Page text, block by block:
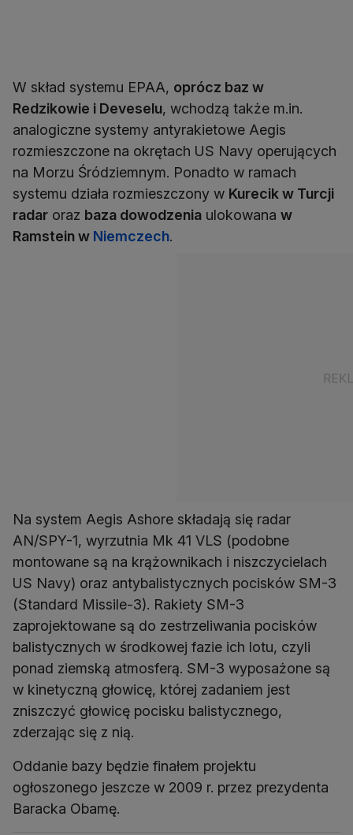
W skład systemu EPAA, oprócz baz w
Redzikowie i Deveselu, wchodzą także m.in.
analogiczne systemy antyrakietowe Aegis
rozmieszczone na okrętach US Navy operujących
na Morzu Śródziemnym. Ponadto w ramach
systemu działa rozmieszczony w Kurecik w Turcji
radar oraz baza dowodzenia ulokowana w
Ramstein w Niemczech.
Na system Aegis Ashore składają się radar
AN/SPY-1, wyrzutnia Mk 41 VLS (podobne
montowane są na krążownikach i niszczycielach
US Navy) oraz antybalistycznych pocisków SM-3
(Standard Missile-3). Rakiety SM-3
zaprojektowane są do zestrzeliwania pocisków
balistycznych w środkowej fazie ich lotu, czyli
ponad ziemską atmosferą. SM-3 wyposażone są
w kinetyczną głowicę, której zadaniem jest
zniszczyć głowicę pocisku balistycznego,
zderzając się z nią.
Oddanie bazy będzie finałem projektu
ogłoszonego jeszcze w 2009 r. przez prezydenta
Baracka Obamę.